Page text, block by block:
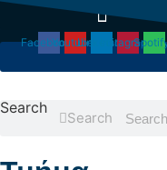
Μετάβαση
περιεχόμενο
FacebookYoutubeLinkedinInstagram
Search
Search